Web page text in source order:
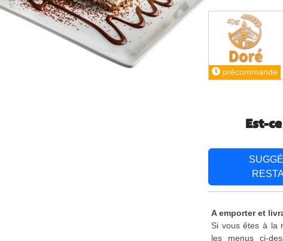
précommande
Est-
A emporter et
Si vous êtes à la
les menus ci-